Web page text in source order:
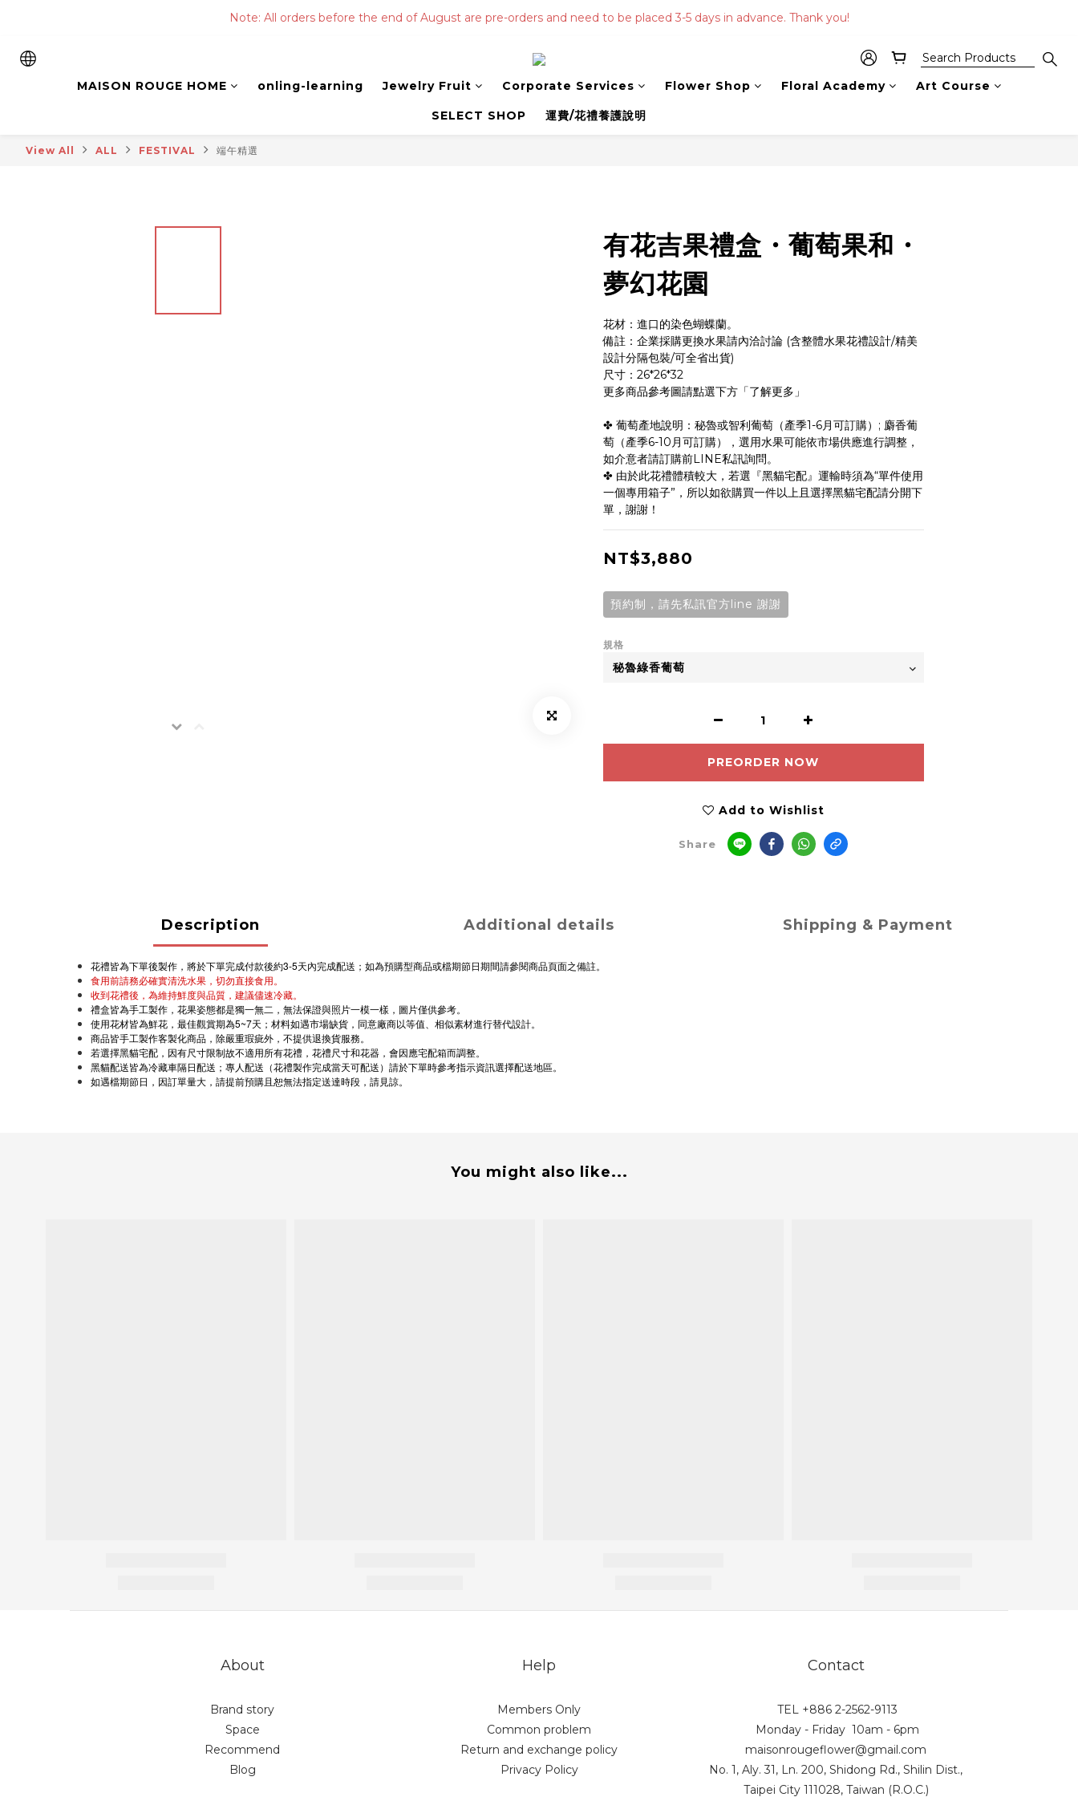
Note: All orders before the end of August are pre-orders and need to be placed 3-5 days in advance. Thank you!
MAISON ROUGE HOME onling-learning Jewelry Fruit Corporate Services Flower Shop Floral Academy Art Course
SELECT SHOP 運費/花禮養護說明
View All ALL FESTIVAL 端午精選
有花吉果禮盒・葡萄果和・
夢幻花園
花材：進口的染色蝴蝶蘭。
備註：企業採購更換水果請內洽討論 (含整體水果花禮設計/精美
設計分隔包裝/可全省出貨)
尺寸：26*26*32
更多商品參考圖請點選下方「了解更多」
✤ 葡萄產地說明：秘魯或智利葡萄（產季1-6月可訂購）; 麝香葡
萄（產季6-10月可訂購），選用水果可能依市場供應進行調整，
如介意者請訂購前LINE私訊詢問。
✤ 由於此花禮體積較大，若選『黑貓宅配』運輸時須為“單件使用
一個專用箱子”，所以如欲購買一件以上且選擇黑貓宅配請分開下
單，謝謝！
NT$3,880
預約制，請先私訊官方line 謝謝
規格
PREORDER NOW
Add to Wishlist
Share
Description Additional details Shipping & Payment
花禮皆為下單後製作，將於下單完成付款後約3-5天內完成配送；如為預購型商品或檔期節日期間請參閱商品頁面之備註。
食用前請務必確實清洗水果，切勿直接食用。
收到花禮後，為維持鮮度與品質，建議儘速冷藏。
禮盒皆為手工製作，花果姿態都是獨一無二，無法保證與照片一模一樣，圖片僅供參考。
使用花材皆為鮮花，最佳觀賞期為5~7天；材料如遇市場缺貨，同意廠商以等值、相似素材進行替代設計。
商品皆手工製作客製化商品，除嚴重瑕疵外，不提供退換貨服務。
若選擇黑貓宅配，因有尺寸限制故不適用所有花禮，花禮尺寸和花器，會因應宅配箱而調整。
黑貓配送皆為冷藏車隔日配送；專人配送（花禮製作完成當天可配送）請於下單時參考指示資訊選擇配送地區。
如遇檔期節日，因訂單量大，請提前預購且恕無法指定送達時段，請見諒。
You might also like...
About
Brand story
Space
Recommend
Blog
Help
Members Only
Common problem
Return and exchange policy
Privacy Policy
Contact
TEL +886 2-2562-9113
Monday - Friday 10am - 6pm
maisonrougeflower@gmail.com
No. 1, Aly. 31, Ln. 200, Shidong Rd., Shilin Dist.,
Taipei City 111028, Taiwan (R.O.C.)